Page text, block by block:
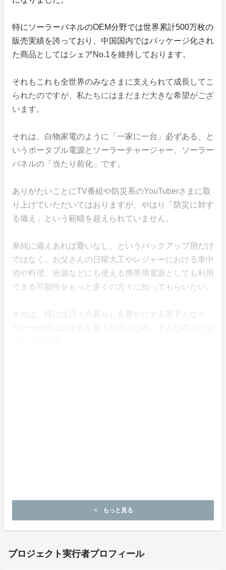
特にソーラーパネルのOEM分野では世界累計500万枚の
販売実績を誇っており、中国国内ではパッケージ化され
た商品としてはシェアNo.1を維持しております。
それもこれも全世界のみなさまに支えられて成長してこ
られたのですが、私たちにはまだまだ大きな希望がござ
います。
それは、白物家電のように「一家に一台」必ずある、と
いうポータブル電源とソーラーチャージャー、ソーラー
パネルの「当たり前化」です。
ありがたいことにTV番組や防災系のYouTuberさまに取
り上げていただいてはおりますが、やはり「防災に対す
る備え」という範疇を超えられていません。
単純に備えあれば憂いなし、というバックアップ用だけ
ではなく、お父さんの日曜大工やレジャーにおける車中
泊や料理、光源などにも使える携帯用電源としても利用
できる可能性をもっと多くの方々に知ってもらいたい。
それは、時には日々の暮らしを豊かにする黒子となり、
により変動しますので、ご了承ください。
add もっと見る
プロジェクト実行者プロフィール